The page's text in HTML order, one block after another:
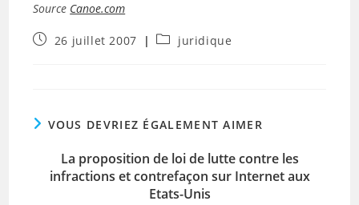
Source Canoe.com
Publication
26 juillet 2007
Postjuridique
VOUS DEVRIEZ ÉGALEMENT AIMER
La proposition de loi de lutte contre les
infractions et contrefaçon sur Internet aux
Etats-Unis